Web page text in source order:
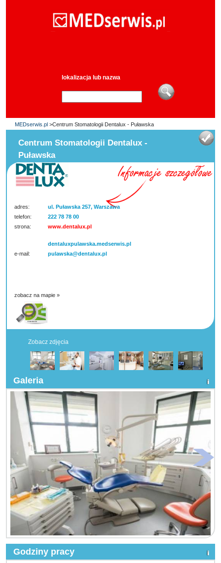
lokalizacja lub nazwa
MEDserwis.pl >Centrum Stomatologii Dentalux - Puławska
Centrum Stomatologii Dentalux -
Puławska
adres:
ul. Puławska 257, Warszawa
telefon:
222 78 78 00
strona:
www.dentalux.pl
dentaluxpulawska.medserwis.pl
e-mail:
pulawska@dentalux.pl
zobacz na mapie »
Zobacz zdjęcia
Galeria
Godziny pracy